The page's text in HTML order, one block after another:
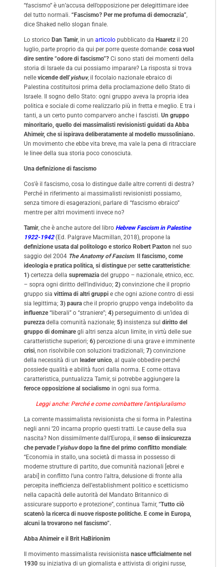
“fascismo” è un’accusa dell’opposizione per delegittimare idee
del tutto normali. “Fascismo? Per me profuma di democrazia”,
dice Shaked nello slogan finale.
Lo storico Dan Tamir, in un articolo pubblicato da Haaretz il 20
luglio, parte proprio da qui per porre queste domande: cosa vuol
dire sentire “odore di fascismo”? Ci sono stati dei momenti della
storia di Israele da cui possiamo imparare? La risposta si trova
nelle vicende dell’yishuv, il focolaio nazionale ebraico di
Palestina costituitosi prima della proclamazione dello Stato di
Israele. Il sogno dello Stato: ogni gruppo aveva la propria idea
politica e sociale di come realizzarlo più in fretta e meglio. E tra i
tanti, a un certo punto comparvero anche i fascisti. Un gruppo
minoritario, quello dei massimalisti revisionisti guidati da Abba
Ahimeir, che si ispirava deliberatamente al modello mussoliniano.
Un movimento che ebbe vita breve, ma vale la pena di ritracciare
le linee della sua storia poco conosciuta.
Una definizione di fascismo
Cos’è il fascismo, cosa lo distingue dalle altre correnti di destra?
Perché in riferimento ai massimalisti revisionisti possiamo,
senza timore di esagerazioni, parlare di “fascismo ebraico”
mentre per altri movimenti invece no?
Tamir, che è anche autore del libro Hebrew Fascism in Palestine
1922-1942 (Ed. Palgrave Macmillan, 2018), propone la
definizione usata dal politologo e storico Robert Paxton nel suo
saggio del 2004 The Anatomy of Fascism. Il fascismo, come
ideologia e pratica politica, si distingueper sette caratteristiche:
1) certezza della supremazia del gruppo – nazionale, etnico, ecc.
– sopra ogni diritto dell’individuo; 2) convinzione che il proprio
gruppo sia vittima di altri gruppi e che ogni azione contro di essi
sia legittima; 3) paura che il proprio gruppo venga indebolito da
influenze“liberali” o “straniere”; 4) perseguimento di un’idea di
purezza della comunità nazionale; 5) insistenza sul diritto del
gruppo di dominaregli altri senza alcun limite, in virtù delle sue
caratteristiche superiori; 6) percezione di una grave e imminente
crisi, non risolvibile con soluzioni tradizionali; 7) convinzione
della necessità di un leader unico, al quale obbedire perché
possiede qualità e abilità fuori dalla norma. E come ottava
caratteristica, puntualizza Tamir, si potrebbe aggiungere la
feroce opposizione al socialismo in ogni sua forma.
Leggi anche: Perché e come combattere l’antipluralismo
La corrente massimalista revisionista che si forma in Palestina
negli anni ’20 incarna proprio questi tratti. Le cause della sua
nascita? Non dissimilmente dall’Europa, il senso di insicurezza
che pervade l’yishuvdopo la fine del primo conflitto mondiale:
“Economia in stallo, una società di massa in possesso di
moderne strutture di partito, due comunità nazionali [ebrei e
arabi] in conflitto l’una contro l’altra, delusione di fronte alla
percepita inefficienza dell’establishment politico e scetticismo
nella capacità delle autorità del Mandato Britannico di
assicurare supporto e protezione”, continua Tamir, “Tutto ciò
scatenò la ricerca di nuove risposte politiche. E come in Europa,
alcuni la trovarono nel fascismo”.
Abba Ahimeir e il Brit HaBirionim
Il movimento massimalista revisionista nasce ufficialmente nel
1930 su iniziativa di un giornalista e attivista di origini russe,